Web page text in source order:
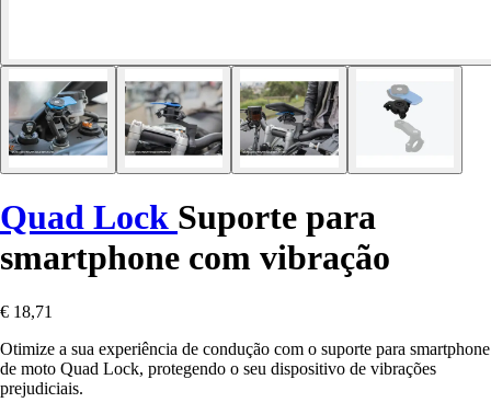
Quad Lock Suporte para
smartphone com vibração
€ 18,71
Otimize a sua experiência de condução com o suporte para smartphone
de moto Quad Lock, protegendo o seu dispositivo de vibrações
prejudiciais.